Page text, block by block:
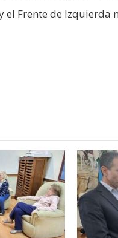
Frente de Izquierda